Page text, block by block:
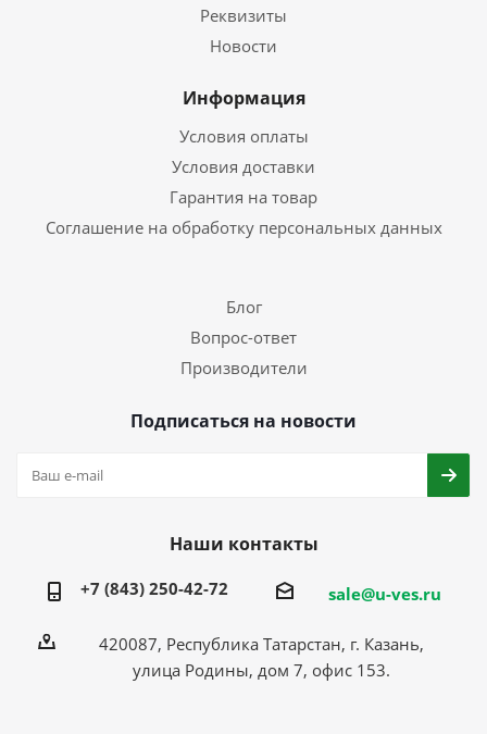
Реквизиты
Новости
Информация
Условия оплаты
Условия доставки
Гарантия на товар
Соглашение на обработку персональных данных
Блог
Вопрос-ответ
Производители
Подписаться на новости
Наши контакты
+7 (843) 250-42-72 sale@u-ves.ru
420087, Республика Татарстан, г. Казань,
улица Родины, дом 7, офис 153.